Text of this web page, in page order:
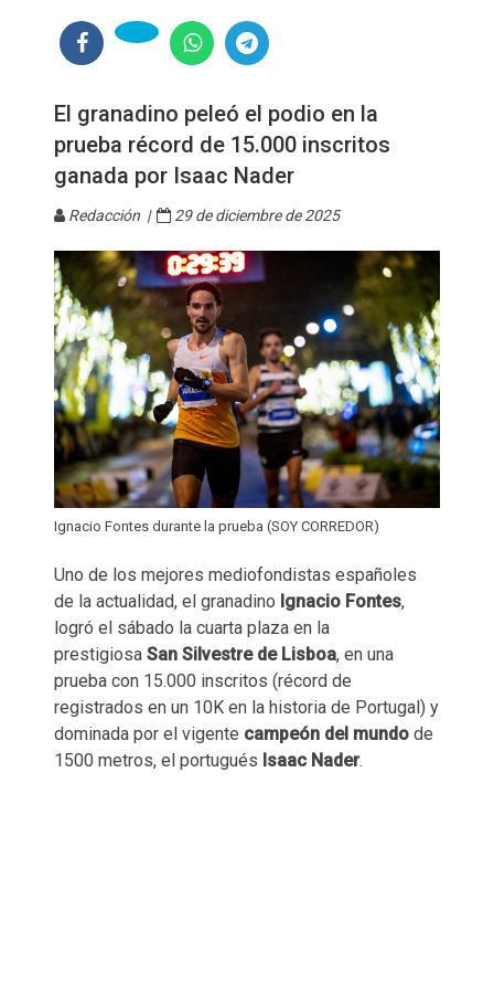
El granadino peleó el podio en la
prueba récord de 15.000 inscritos
ganada por Isaac Nader
Redacción | 29 de diciembre de 2025
Ignacio Fontes durante la prueba (SOY CORREDOR)
Uno de los mejores mediofondistas españoles
de la actualidad, el granadino Ignacio Fontes,
logró el sábado la cuarta plaza en la
prestigiosa San Silvestre de Lisboa, en una
prueba con 15.000 inscritos (récord de
registrados en un 10K en la historia de Portugal) y
dominada por el vigente campeón del mundo de
1500 metros, el portugués Isaac Nader.